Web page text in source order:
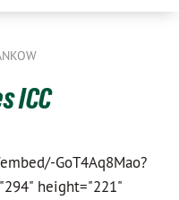
ICC
GoT4Aq8Mao?
height="221"